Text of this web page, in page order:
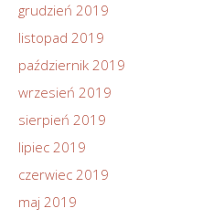
grudzień 2019
listopad 2019
październik 2019
wrzesień 2019
sierpień 2019
lipiec 2019
czerwiec 2019
maj 2019